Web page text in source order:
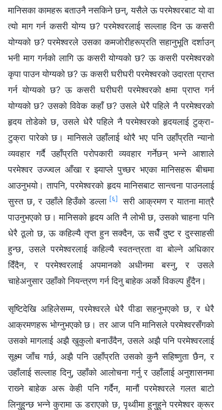
मानिसका कामहरू बताउनै नसकिने छन्, यसैले ऊ परमेश्‍वरबाट यो वा
त्यो माग गर्न कसरी योग्य छ? परमेश्‍वरलाई सल्लाह दिन ऊ कसरी
योग्यको छ? परमेश्‍वरले उसका कमजोरीहरूप्रति सहानुभूति दर्शाउन्
भनी माग गर्नको लागि ऊ कसरी योग्यको छ? ऊ कसरी परमेश्‍वरको
कृपा पाउन योग्यको छ? ऊ कसरी घरीघरी परमेश्‍वरको उदारता प्राप्त
गर्न योग्यको छ? ऊ कसरी घरीघरी परमेश्‍वरको क्षमा प्राप्त गर्न
योग्यको छ? उसको विवेक कहाँ छ? उसले धेरै पहिले नै परमेश्‍वरको
हृदय तोडेको छ, उसले धेरै पहिले नै परमेश्‍वरको हृदयलाई टुक्रा-
टुक्रा पारेको छ। मानिसले उहाँलाई थोरै भए पनि उहाँप्रति न्यानो
व्यवहार गर्दै उहाँप्रति परोपकारी व्यवहार गर्नेछन् भन्‍ने आशाले
परमेश्‍वर उज्ज्वल आँखा र झ्याप्ले पुच्छर भएका मानिसहरू बीचमा
आउनुभयो। तापनि, परमेश्‍वरको हृदय मानिसबाट सान्त्वना पाउनलाई
सुस्त छ, र उहाँले हिउँको डल्ला [६] सरी आक्रमण र यातना मात्रै
पाउनुभएको छ। मानिसको हृदय अति नै लोभी छ, उसको चाहना पनि
धेरै ठूलो छ, ऊ कहिल्यै तृप्त हुन सक्दैन, ऊ सधैँ दुष्ट र दुस्साहसी
हुन्छ, उसले परमेश्‍वरलाई कहिल्यै स्वतन्त्रता वा बोल्ने अधिकार
दिँदैन, र परमेश्‍वरलाई अपमानको अधीनमा बस्नु, र उसले
चाहेअनुसार उहाँको नियन्त्रण गर्न दिनु बाहेक अर्को विकल्प हुँदैन।
सृष्टिदेखि अहिलेसम्म, परमेश्‍वरले धेरै पीडा सहनुभएको छ, र धेरै
आक्रमणहरू भोग्नुभएको छ। तर आज पनि मानिसले परमेश्‍वरसँगको
उसको मागलाई अझै खुकुलो बनाउँदैन, उसले अझै पनि परमेश्‍वरलाई
सूक्ष्म जाँच गर्छ, अझै पनि उहाँप्रति उसको कुनै सहिष्णुता छैन, र
उहाँलाई सल्लाह दिनु, उहाँको आलोचना गर्नु र उहाँलाई अनुशासनमा
राख्‍ने बाहेक अरू केही पनि गर्दैन, मानौं परमेश्‍वरले गलत बाटो
लिनुहुन्छ भन्‍ने कुरामा ऊ डराएको छ, पृथ्वीमा हुनुहुने परमेश्‍वर क्रूर